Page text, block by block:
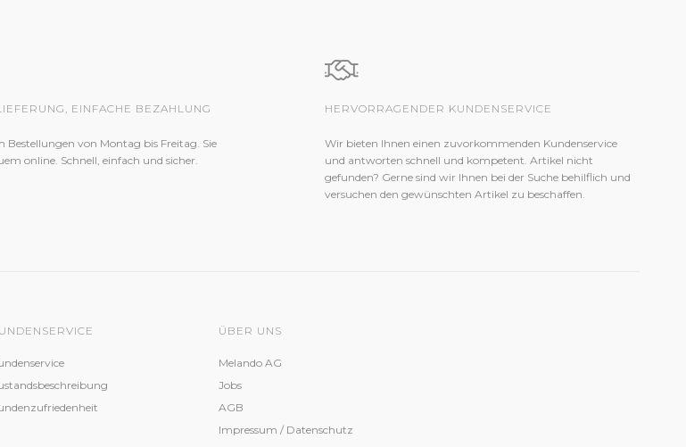
EINFACHE BEZAHLUNG
Bestellungen von Montag bis Freitag. Sie
online. Schnell, einfach und sicher.
HERVORRAGENDER KUNDENSERVICE
Wir bieten Ihnen einen zuvorkommenden Kundenservice
und antworten schnell und kompetent. Artikel nicht
gefunden? Gerne sind wir Ihnen bei der Suche behilflich und
versuchen den gewünschten Artikel zu beschaffen.
ÜBER UNS
Melando AG
Jobs
AGB
Impressum / Datenschutz